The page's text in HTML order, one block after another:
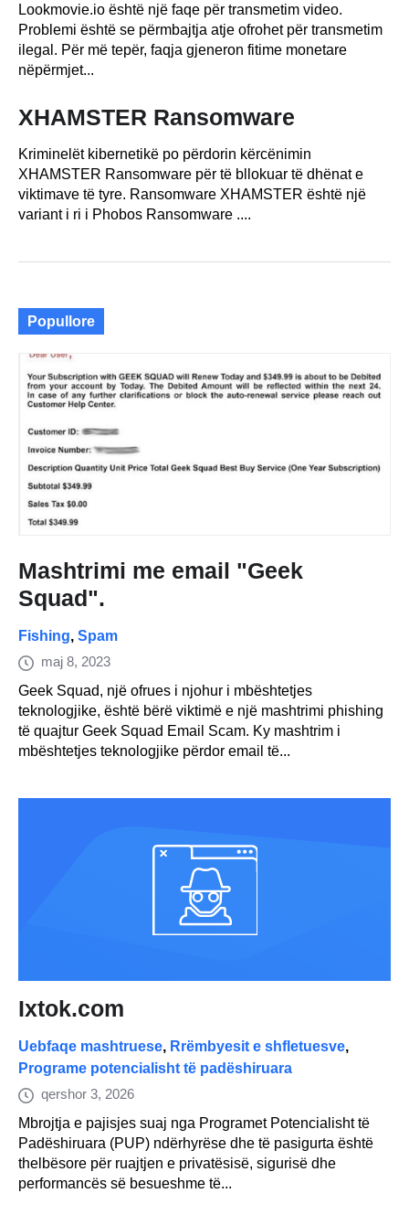
Lookmovie.io është një faqe për transmetim video.
Problemi është se përmbajtja atje ofrohet për transmetim
ilegal. Për më tepër, faqja gjeneron fitime monetare
nëpërmjet...
XHAMSTER Ransomware
Kriminelët kibernetikë po përdorin kërcënimin
XHAMSTER Ransomware për të bllokuar të dhënat e
viktimave të tyre. Ransomware XHAMSTER është një
variant i ri i Phobos Ransomware ....
Popullore
Mashtrimi me email "Geek
Squad".
Fishing, Spam
maj 8, 2023
Geek Squad, një ofrues i njohur i mbështetjes
teknologjike, është bërë viktimë e një mashtrimi phishing
të quajtur Geek Squad Email Scam. Ky mashtrim i
mbështetjes teknologjike përdor email të...
Ixtok.com
Uebfaqe mashtruese, Rrëmbyesit e shfletuesve,
Programe potencialisht të padëshiruara
qershor 3, 2026
Mbrojtja e pajisjes suaj nga Programet Potencialisht të
Padëshiruara (PUP) ndërhyrëse dhe të pasigurta është
thelbësore për ruajtjen e privatësisë, sigurisë dhe
performancës së besueshme të...